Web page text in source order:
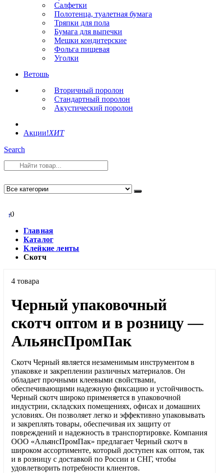
Салфетки
Полотенца, туалетная бумага
Тряпки для пола
Бумага для выпечки
Мешки кондитерские
Фольга пищевая
Уголки
Ветошь
Вторичный поролон
Стандартный поролон
Акустический поролон
Акции!ХИТ
Search
00
Главная
Каталог
Клейкие ленты
Скотч
4 товара
Черный упаковочный
скотч оптом и в розницу —
АльянсПромПак
Скотч Черный является незаменимым инструментом в
упаковке и закреплении различных материалов. Он
обладает прочными клеевыми свойствами,
обеспечивающими надежную фиксацию и устойчивость.
Черный скотч широко применяется в упаковочной
индустрии, складских помещениях, офисах и домашних
условиях. Он позволяет легко и эффективно упаковывать
и закреплять товары, обеспечивая их защиту от
повреждений и надежность в транспортировке. Компания
ООО «АльянсПромПак» предлагает Черный скотч в
широком ассортименте, который доступен как оптом, так
и в розницу с доставкой по России и СНГ, чтобы
удовлетворить потребности клиентов.